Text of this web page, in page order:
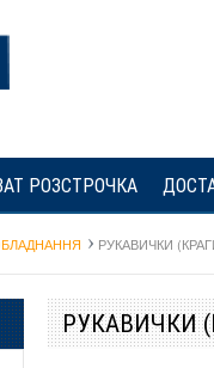
РОЗСТРОЧКА
РУКАВИЧКИ
РУКАВИЧКИ